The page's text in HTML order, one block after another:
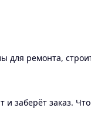
для ремонта,
и заберёт заказ.